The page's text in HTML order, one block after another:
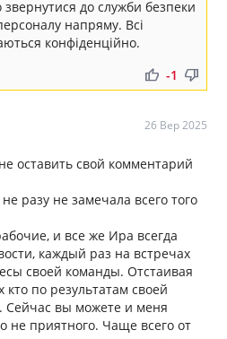
до служби безпеки
напряму. Всі
конфіденційно.
thumb_up thumb_down
-1
26 Вер 2025
оставить свой комментарий
разу не замечала всего того
и все же Ира всегда
каждый раз на встречах
своей команды. Отстаивая
кто по результатам своей
Сейчас вы можете и меня
не приятного. Чаще всего от